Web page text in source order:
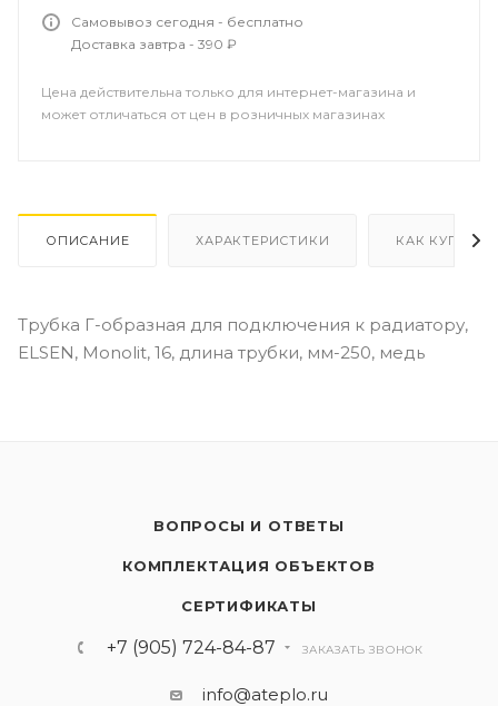
Самовывоз сегодня - бесплатно
Доставка завтра - 390 ₽
Цена действительна только для интернет-магазина и
может отличаться от цен в розничных магазинах
ОПИСАНИЕ ХАРАКТЕРИСТИКИ КАК КУПИТЬ
Трубка Г-образная для подключения к радиатору,
ELSEN, Monolit, 16, длина трубки, мм-250, медь
ВОПРОСЫ И ОТВЕТЫ
КОМПЛЕКТАЦИЯ ОБЪЕКТОВ
СЕРТИФИКАТЫ
+7 (905) 724-84-87 ЗАКАЗАТЬ ЗВОНОК
info@ateplo.ru